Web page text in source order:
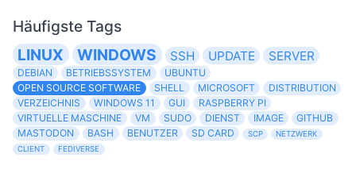
Häufigste Tags
LINUX
WINDOWS SSH UPDATE SERVER
DEBIAN BETRIEBSSYSTEM
UBUNTU
OPEN SOURCE SOFTWARE
SHELL MICROSOFT
DISTRIBUTION
VERZEICHNIS
WINDOWS 11 GUI
RASPBERRY PI
VIRTUELLE MASCHINE
VM SUDO DIENST IMAGE
GITHUB
MASTODON
BASH BENUTZER SD CARD SCP
NETZWERK
CLIENT
FEDIVERSE